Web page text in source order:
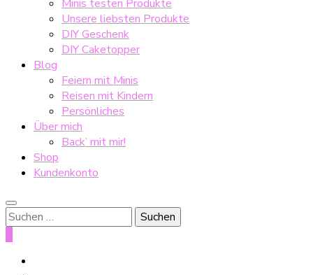
Minis testen Produkte
Unsere liebsten Produkte
DIY Geschenk
DIY Caketopper
Blog
Feiern mit Minis
Reisen mit Kindern
Persönliches
Über mich
Back’ mit mir!
Shop
Kundenkonto
Suche
nach: